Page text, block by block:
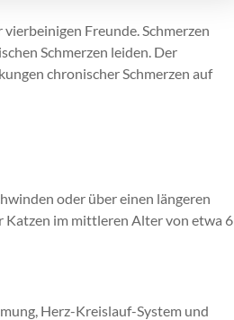
Freunde. Schmerzen
Schmerzen leiden. Der
chronischer Schmerzen auf
oder über einen längeren
Katzen im mittleren Alter von etwa 6
Herz-Kreislauf-System und